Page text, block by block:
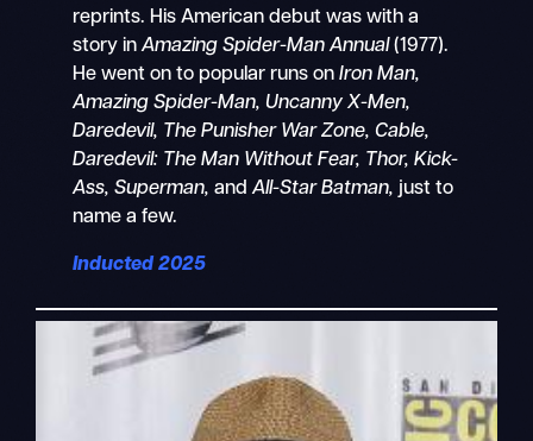
reprints. His American debut was with a
story inAmazing Spider-Man Annual(1977).
He went on to popular runs on Iron Man,
Amazing Spider-Man, Uncanny X-Men,
Daredevil, The Punisher War Zone, Cable,
Daredevil: The Man Without Fear, Thor, Kick-
Ass, Superman,andAll-Star Batman, just to
name a few.
Inducted 2025